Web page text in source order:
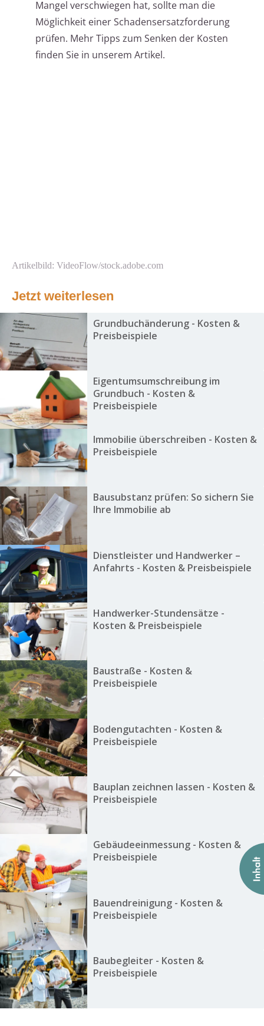
Mangel verschwiegen hat, sollte man die
Möglichkeit einer Schadensersatzforderung
prüfen. Mehr Tipps zum Senken der Kosten
finden Sie in unserem Artikel.
Artikelbild: VideoFlow/stock.adobe.com
Jetzt weiterlesen
Grundbuchänderung - Kosten &
Preisbeispiele
Eigentumsumschreibung im
Grundbuch - Kosten &
Preisbeispiele
Immobilie überschreiben - Kosten &
Preisbeispiele
Bausubstanz prüfen: So sichern Sie
Ihre Immobilie ab
Dienstleister und Handwerker –
Anfahrts - Kosten & Preisbeispiele
Handwerker-Stundensätze -
Kosten & Preisbeispiele
Baustraße - Kosten &
Preisbeispiele
Bodengutachten - Kosten &
Preisbeispiele
Bauplan zeichnen lassen - Kosten &
Preisbeispiele
Gebäudeeinmessung - Kosten &
Preisbeispiele
Bauendreinigung - Kosten &
Preisbeispiele
Baubegleiter - Kosten &
Preisbeispiele